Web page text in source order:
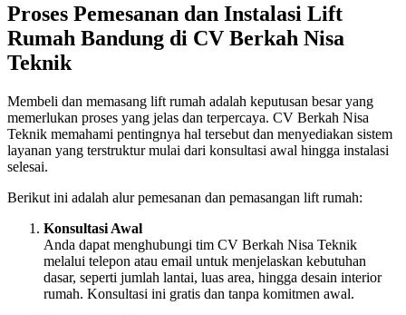
Proses Pemesanan dan Instalasi Lift
Rumah Bandung di CV Berkah Nisa
Teknik
Membeli dan memasang lift rumah adalah keputusan besar yang
memerlukan proses yang jelas dan terpercaya. CV Berkah Nisa
Teknik memahami pentingnya hal tersebut dan menyediakan sistem
layanan yang terstruktur mulai dari konsultasi awal hingga instalasi
selesai.
Berikut ini adalah alur pemesanan dan pemasangan lift rumah:
Konsultasi Awal
Anda dapat menghubungi tim CV Berkah Nisa Teknik
melalui telepon atau email untuk menjelaskan kebutuhan
dasar, seperti jumlah lantai, luas area, hingga desain interior
rumah. Konsultasi ini gratis dan tanpa komitmen awal.